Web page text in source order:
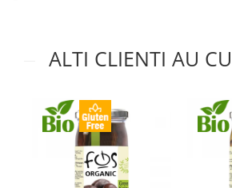
ALTI CLIENTI AU